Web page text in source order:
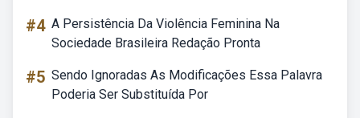
#4 A Persistência Da Violência Feminina Na
Sociedade Brasileira Redação Pronta
#5 Sendo Ignoradas As Modificações Essa Palavra
Poderia Ser Substituída Por